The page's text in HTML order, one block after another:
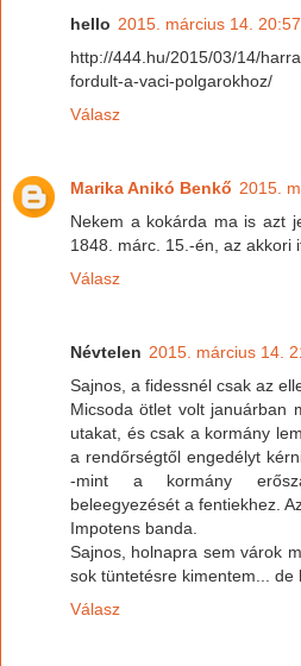
hello 2015. március 14. 20:57
http://444.hu/2015/03/14/
fordult-a-vaci-polgarokhoz/
Válasz
Marika Anikó Benkő 2015.
Nekem a kokárda ma is azt
1848. márc. 15.-én, az akkori
Válasz
Névtelen 2015. március 14.
Sajnos, a fidessnél csak az
Micsoda ötlet volt januárban
utakat, és csak a kormány
a rendőrségtől engedélyt
-mint a kormány
beleegyezését a fentiekhez.
Impotens banda.
Sajnos, holnapra sem várok
sok tüntetésre kimentem... de
Válasz